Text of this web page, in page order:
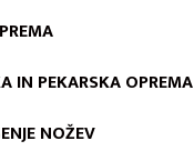
IN PEKARSKA OPREMA
NOŽEV